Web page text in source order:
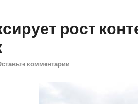
рост
комментарий